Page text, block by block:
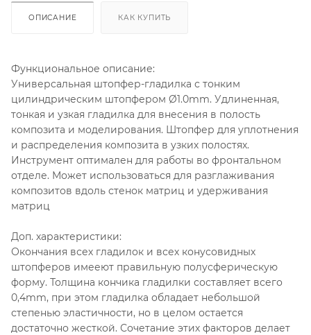
ОПИСАНИЕ КАК КУПИТЬ
Функциональное описание:
Универсальная штопфер-гладилка с тонким
цилиндрическим штопфером Ø1.0mm. Удлиненная,
тонкая и узкая гладилка для внесения в полость
композита и моделирования. Штопфер для уплотнения
и распределения композита в узких полостях.
Инструмент оптимален для работы во фронтальном
отделе. Может использоваться для разглаживания
композитов вдоль стенок матриц и удерживания
матриц
Доп. характеристики:
Окончания всех гладилок и всех конусовидных
штопферов имееют правильную полусферическую
форму. Толщина кончика гладилки составляет всего
0,4mm, при этом гладилка обладает небольшой
степенью эластичности, но в целом остается
достаточно жесткой. Сочетание этих факторов делает